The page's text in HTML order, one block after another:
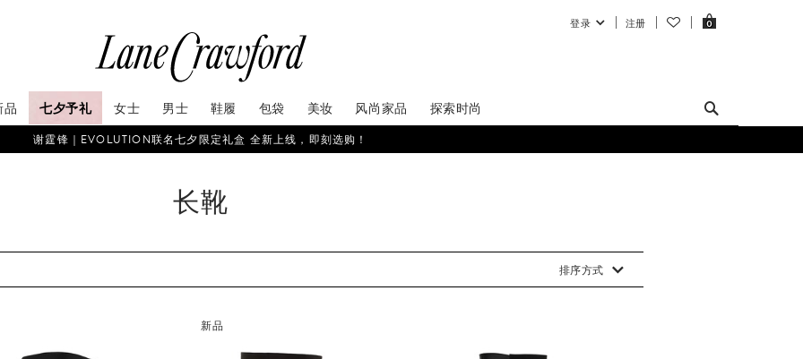
登录 注册 0
品 七夕予礼 女士 男士 鞋履 包袋 美妆 风尚家品 探索时尚
谢霆锋｜EVOLUTION联名七夕限定礼盒 全新上线，即刻选购！
长靴
排序方式
新品